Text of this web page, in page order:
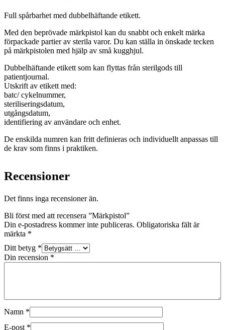
Full spårbarhet med dubbelhäftande etikett.
Med den beprövade märkpistol kan du snabbt och enkelt märka
förpackade partier av sterila varor. Du kan ställa in önskade tecken
på märkpistolen med hjälp av små kugghjul.
Dubbelhäftande etikett som kan flyttas från sterilgods till
patientjournal.
Utskrift av etikett med:
batc/ cykelnummer,
steriliseringsdatum,
utgångsdatum,
identifiering av användare och enhet.
De enskilda numren kan fritt definieras och individuellt anpassas till
de krav som finns i praktiken.
Recensioner
Det finns inga recensioner än.
Bli först med att recensera ”Märkpistol”
Din e-postadress kommer inte publiceras. Obligatoriska fält är
märkta *
Ditt betyg *
Din recension *
Namn *
E-post *